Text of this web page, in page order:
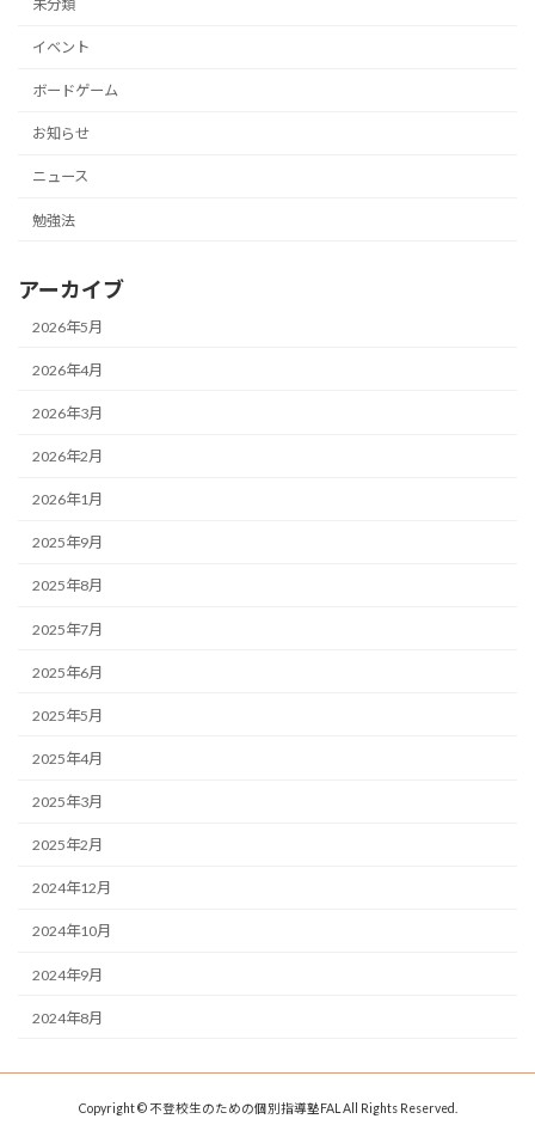
未分類
イベント
ボードゲーム
お知らせ
ニュース
勉強法
アーカイブ
2026年5月
2026年4月
2026年3月
2026年2月
2026年1月
2025年9月
2025年8月
2025年7月
2025年6月
2025年5月
2025年4月
2025年3月
2025年2月
2024年12月
2024年10月
2024年9月
2024年8月
Copyright © 不登校生のための個別指導塾FAL All Rights Reserved.